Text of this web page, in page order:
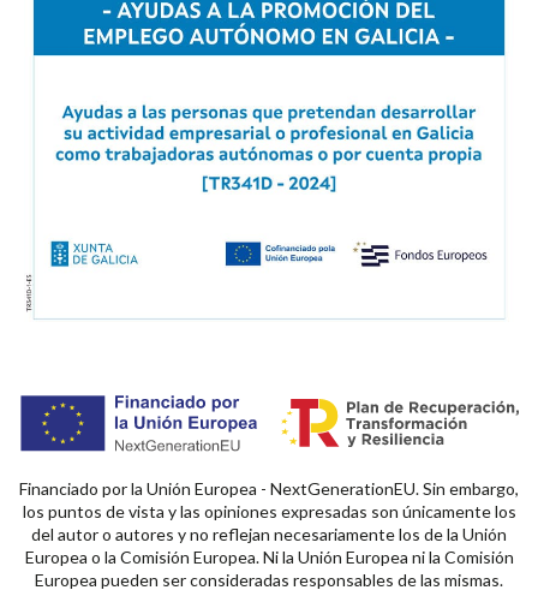
Financiado por la Unión Europea - NextGenerationEU. Sin embargo,
los puntos de vista y las opiniones expresadas son únicamente los
del autor o autores y no reflejan necesariamente los de la Unión
Europea o la Comisión Europea. Ni la Unión Europea ni la Comisión
Europea pueden ser consideradas responsables de las mismas.